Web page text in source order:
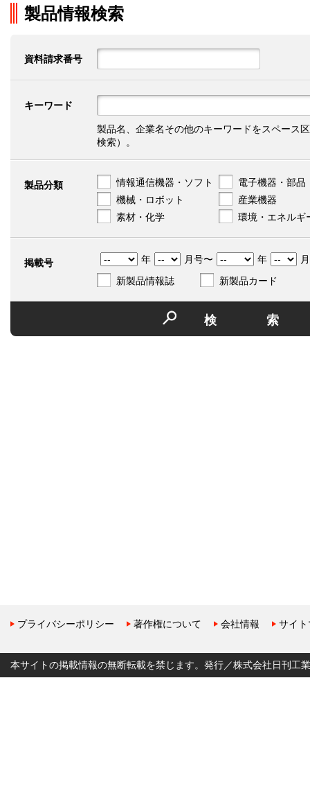
製品情報検索
資料請求番号
キーワード
製品名、企業名その他のキーワードをスペース
検索）。
製品分類 情報通信機器・ソフト
電子機器・部品
機械・ロボット
産業機器
素材・化学
環境・エネルギ
掲載号 年 月号〜 年
新製品情報誌
新製品カード
検
プライバシーポリシー 著作権について 会社情報 サイ
本サイトの掲載情報の無断転載を禁じます。発行／株式会社日刊